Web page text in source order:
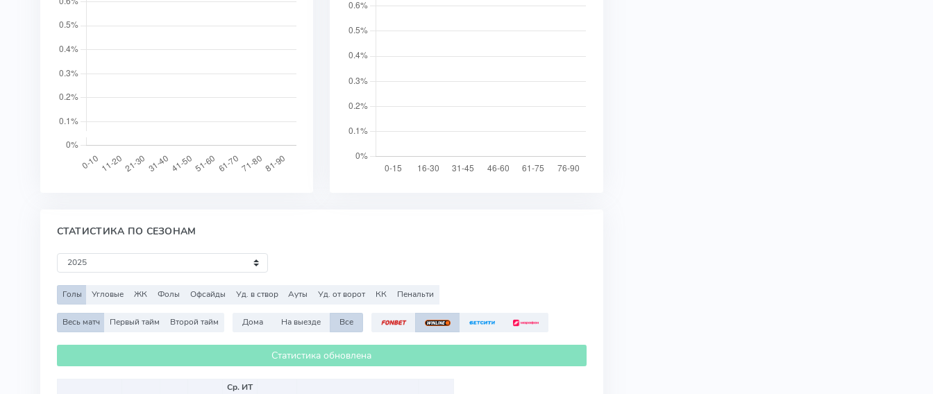
СТАТИСТИКА ПО СЕЗОНАМ
Голы Угловые ЖК Фолы Офсайды Уд. в створ Ауты Уд. от ворот КК Пенальти
Весь матч Первый тайм Второй тайм Дома На выезде Все
Статистика обновлена
Ср. ИТ